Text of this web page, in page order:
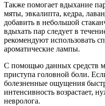
Также помогает вдыхание
мяты, эвкалипта, кедра,
добавить в небольшой
вдыхать пар следует в
рекомендуют использовать
ароматические лампы.
С помощью данных средств
приступа головной боли.
болезненные ощущения
интенсивность возрастает,
невролога.